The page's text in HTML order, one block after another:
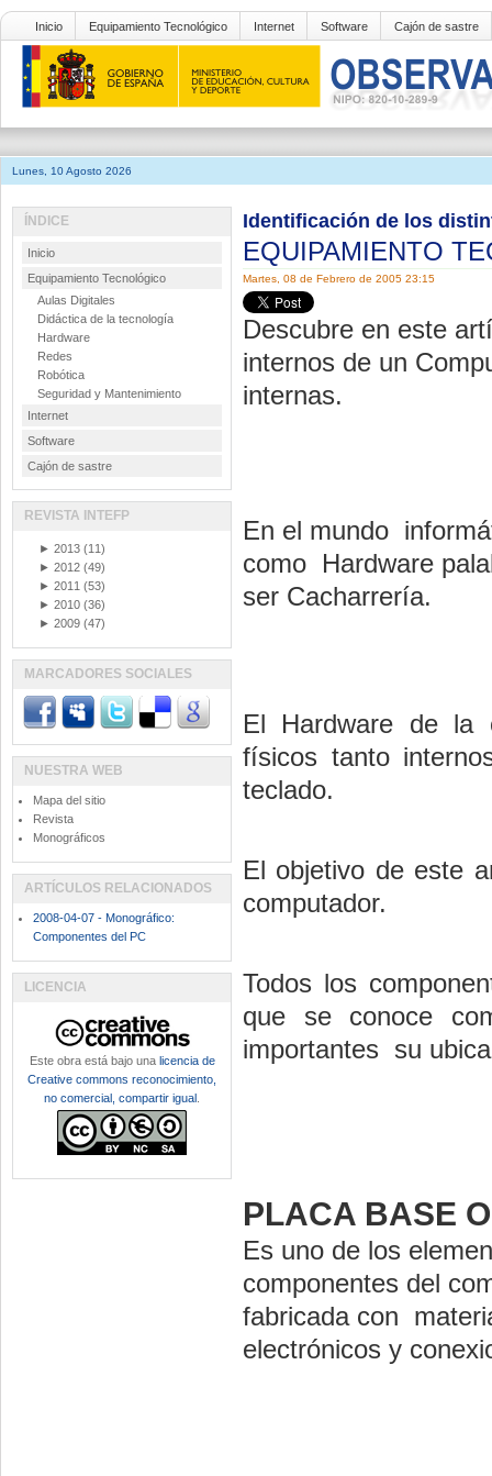
Inicio Equipamiento Tecnológico Internet Software Cajón de sastre
Lunes, 10 Agosto 2026
Identificación de los
EQUIPAMIENTO
Martes, 08 de Febrero de 2005 23:15
Descubre en este
internos de un
internas.
En el mundo
como Hardware
ser Cacharrería.
El Hardware de la
físicos tanto
teclado.
El objetivo de este
computador.
Todos los
que se conoce
importantes su
PLACA BASE
Es uno de los
componentes del
fabricada con
electrónicos y
ÍNDICE
Inicio
Equipamiento Tecnológico
Aulas Digitales
Didáctica de la tecnología
Hardware
Redes
Robótica
Seguridad y Mantenimiento
Internet
Software
Cajón de sastre
REVISTA INTEFP
► 2013 (11)
► 2012 (49)
► 2011 (53)
► 2010 (36)
► 2009 (47)
MARCADORES SOCIALES
NUESTRA WEB
Mapa del sitio
Revista
Monográficos
ARTÍCULOS RELACIONADOS
2008-04-07 - Monográfico:
Componentes del PC
LICENCIA
Este obra está bajo una licencia de
Creative commons reconocimiento,
no comercial, compartir igual